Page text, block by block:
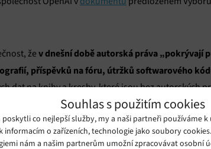
Souhlas s použitím cookies
poskytli co nejlepší služby, my a naši partneři používáme
informacím o zařízeních, technologie jako soubory
nám a našim partnerům umožní zpracovávat osobní
že v dnešní době autorská práva „pokrývají
příspěvků na fóru, útržků softwarového
dat na knihy a kresby, které jsou bez autorských
nepomohlo by vytvořit systémy umělé